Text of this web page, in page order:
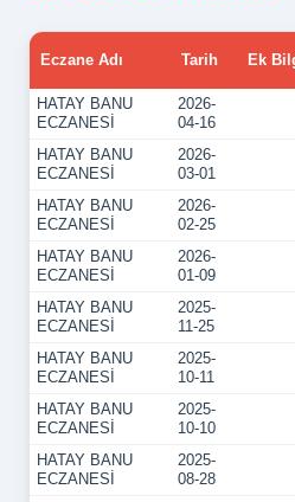
Eczane Adı Tarih Ek
HATAY BANU
ECZANESİ
2026-
04-16
HATAY BANU
ECZANESİ
2026-
03-01
HATAY BANU
ECZANESİ
2026-
02-25
HATAY BANU
ECZANESİ
2026-
01-09
HATAY BANU
ECZANESİ
2025-
11-25
HATAY BANU
ECZANESİ
2025-
10-11
HATAY BANU
ECZANESİ
2025-
10-10
HATAY BANU
ECZANESİ
2025-
08-28